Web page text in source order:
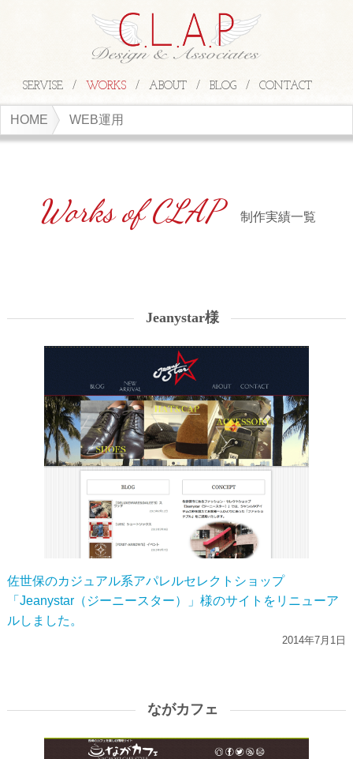
SERVISE WORKS ABOUT BLOG CONTACT
HOME WEB運用
制作実績一覧
Jeanystar様
佐世保のカジュアル系アパレルセレクトショップ
「Jeanystar（ジーニースター）」様のサイトをリニューア
ルしました。
2014年7月1日
ながカフェ